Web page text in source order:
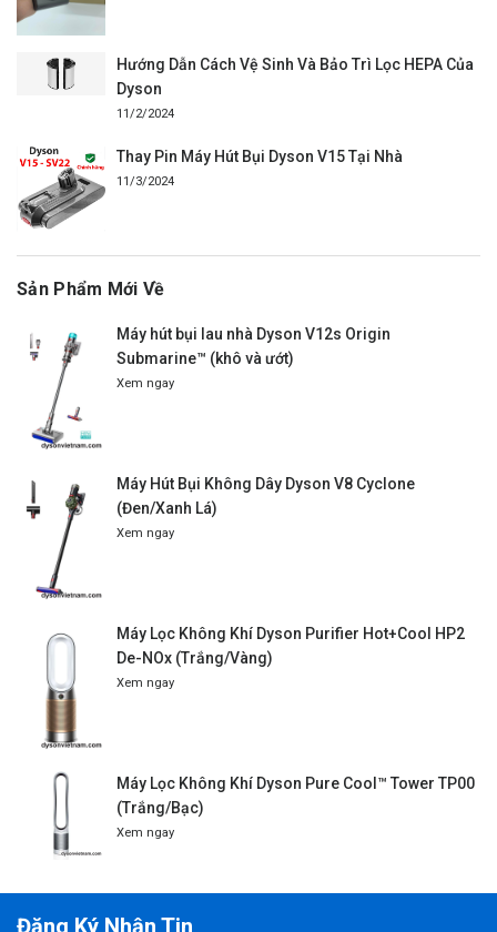
Hướng Dẫn Cách Vệ Sinh Và Bảo Trì Lọc HEPA Của
Dyson
11/2/2024
Thay Pin Máy Hút Bụi Dyson V15 Tại Nhà
11/3/2024
Sản Phẩm Mới Về
Máy hút bụi lau nhà Dyson V12s Origin
Submarine™ (khô và ướt)
Xem ngay
Máy Hút Bụi Không Dây Dyson V8 Cyclone
(Đen/Xanh Lá)
Xem ngay
Máy Lọc Không Khí Dyson Purifier Hot+Cool HP2
De-NOx (Trắng/Vàng)
Xem ngay
Máy Lọc Không Khí Dyson Pure Cool™ Tower TP00
(Trắng/Bạc)
Xem ngay
Đăng Ký Nhận Tin